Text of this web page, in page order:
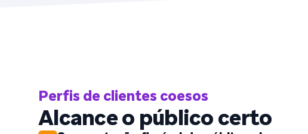
Perfis de clientes coesos
Alcance o público certo